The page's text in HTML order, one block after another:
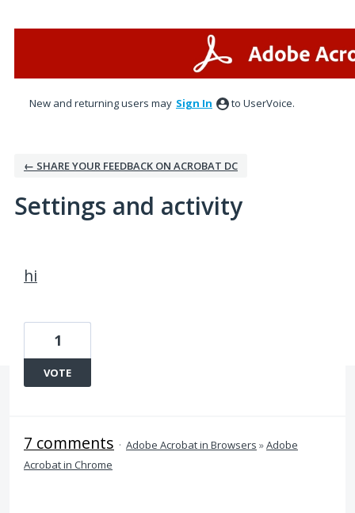
New and returning users may Sign In to UserVoice.
← SHARE YOUR FEEDBACK ON ACROBAT DC
Settings and activity
hi
1
VOTE
7 comments · Adobe Acrobat in Browsers »Adobe
Acrobat in Chrome